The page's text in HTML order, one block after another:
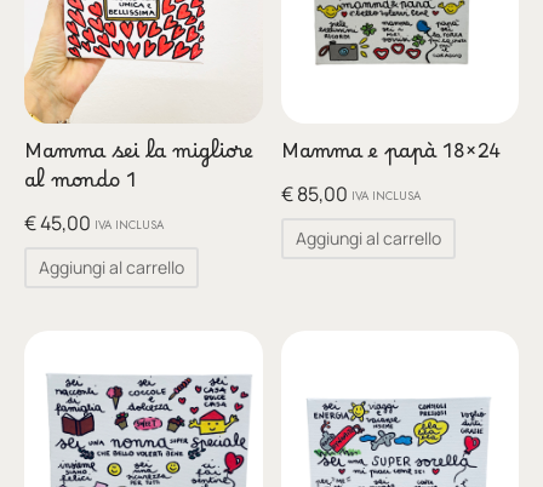
Mamma sei la migliore
al mondo 1
€45,00 IVA INCLUSA
Aggiungi al carrello
Mamma e papà 18×24
€85,00 IVA INCLUSA
Aggiungi al carrello